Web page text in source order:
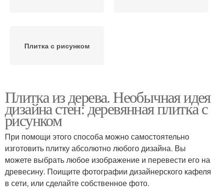
Плитка с рисунком
Плитка из дерева. Необычная идея
дизайна стен: деревянная плитка с
рисунком
При помощи этого способа можно самостоятельно
изготовить плитку абсолютно любого дизайна. Вы
можете выбрать любое изображение и перевести его на
древесину. Поищите фотографии дизайнерского кафеля
в сети, или сделайте собственное фото.